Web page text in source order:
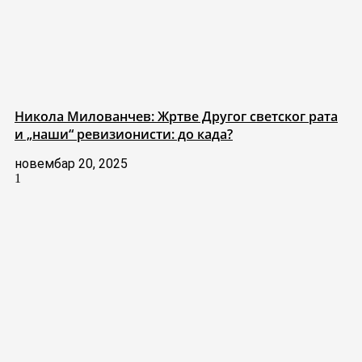
Никола Милованчев: Жртве Другог светског рата
и „наши“ ревизионисти: до када?
новембар 20, 2025